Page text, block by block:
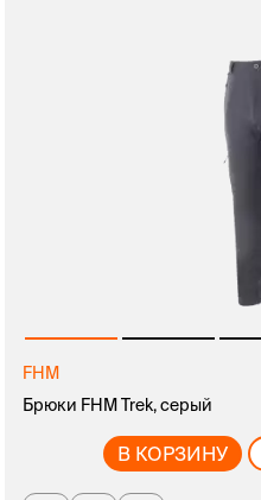
FHM
Брюки FHM Trek, серый
В КОРЗИНУ